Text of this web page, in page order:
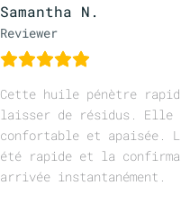
Samantha N.
Reviewer
Cette huile pénètre
laisser de résidus. Elle
confortable et apaisée. La
été rapide et la
arrivée instantanément.